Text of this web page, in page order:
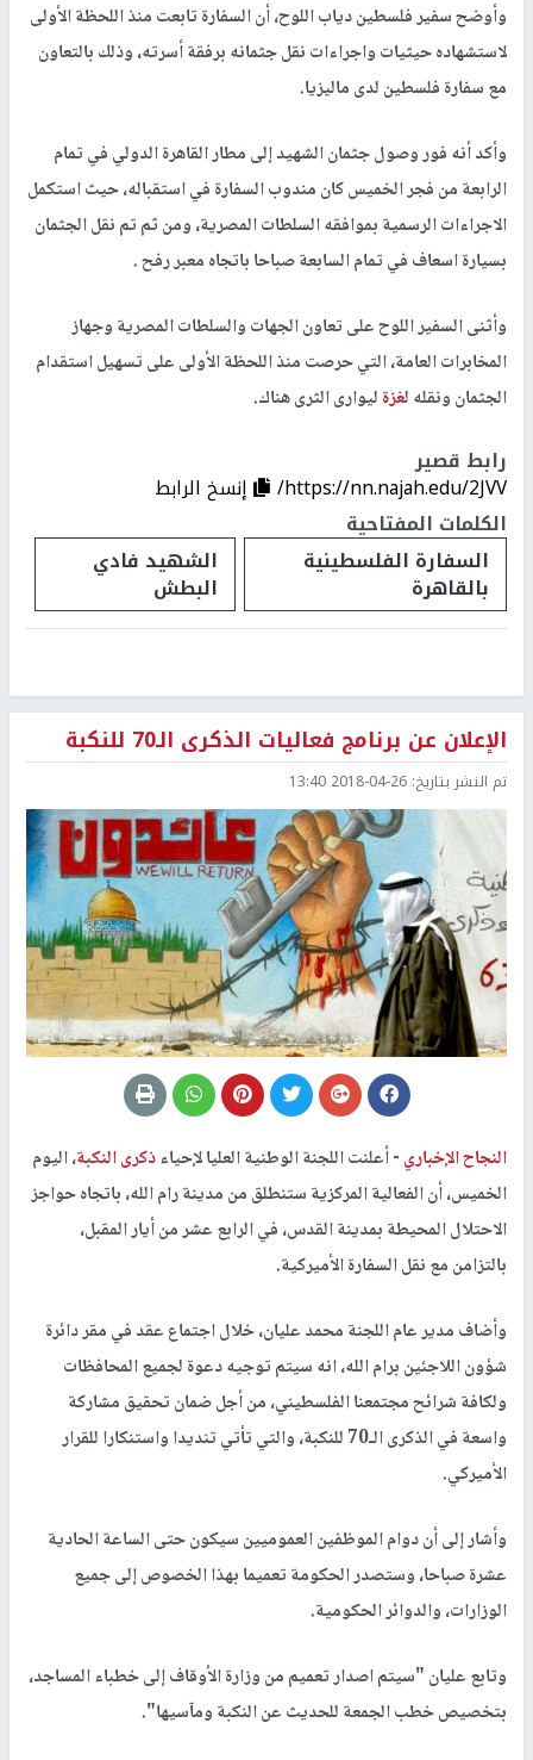
وأوضح سفير فلسطين دياب اللوح، أن السفارة تابعت منذ اللحظة الأولى
لاستشهاده حيثيات واجراءات نقل جثمانه برفقة أسرته، وذلك بالتعاون
مع سفارة فلسطين لدى ماليزيا.
وأكد أنه فور وصول جثمان الشهيد إلى مطار القاهرة الدولي في تمام
الرابعة من فجر الخميس كان مندوب السفارة في استقباله، حيث استكمل
الاجراءات الرسمية بموافقه السلطات المصرية، ومن ثم تم نقل الجثمان
بسيارة اسعاف في تمام السابعة صباحا باتجاه معبر رفح .
وأثنى السفير اللوح على تعاون الجهات والسلطات المصرية وجهاز
المخابرات العامة، التي حرصت منذ اللحظة الأولى على تسهيل استقدام
الجثمان ونقله لغزةليوارى الثرى هناك.
رابط قصير
https://nn.najah.edu/2JVV/
إنسخ الرابط
الكلمات المفتاحية
السفارة الفلسطينية
بالقاهرة
الشهيد فادي
البطش
الإعلان عن برنامج فعاليات الذكرى الـ70 للنكبة
تم النشر بتاريخ: 2018-04-26 13:40
النجاح الإخباري -أعلنت اللجنة الوطنية العليا لإحياءذكرى النكبة، اليوم
الخميس، أن الفعالية المركزية ستنطلق من مدينة رام الله، باتجاه حواجز
الاحتلال المحيطة بمدينة القدس، في الرابع عشر من أيار المقبل،
بالتزامن مع نقل السفارة الأميركية.
وأضاف مدير عام اللجنة محمد عليان، خلال اجتماع عقد في مقر دائرة
شؤون اللاجئين برام الله، انه سيتم توجيه دعوة لجميع المحافظات
ولكافة شرائح مجتمعنا الفلسطيني، من أجل ضمان تحقيق مشاركة
واسعة في الذكرى الـ70 للنكبة، والتي تأتي تنديدا واستنكارا للقرار
الأميركي.
وأشار إلى أن دوام الموظفين العموميين سيكون حتى الساعة الحادية
عشرة صباحا، وستصدر الحكومة تعميما بهذا الخصوص إلى جميع
الوزارات، والدوائر الحكومية.
وتابع عليان "سيتم اصدار تعميم من وزارة الأوقاف إلى خطباء المساجد،
بتخصيص خطب الجمعة للحديث عن النكبة ومآسيها".